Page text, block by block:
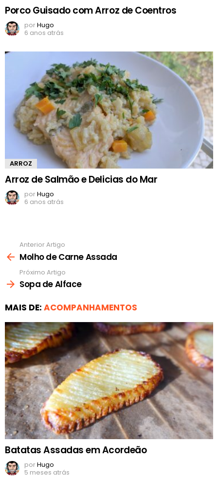
Porco Guisado com Arroz de Coentros
porHugo
6 anos atrás
ARROZ
Arroz de Salmão e Delicias do Mar
porHugo
6 anos atrás
mais
Anterior Artigo
Molho de Carne Assada
Próximo Artigo
Sopa de Alface
MAIS DE: ACOMPANHAMENTOS
Batatas Assadas em Acordeão
porHugo
5 meses atrás